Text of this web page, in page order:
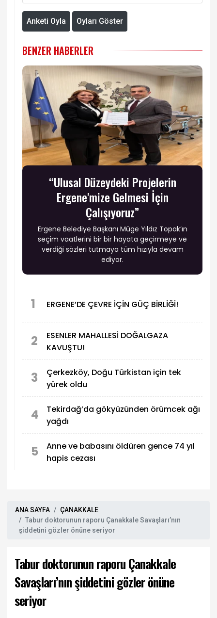
Anketi Oyla Oyları Göster
BENZER HABERLER
“Ulusal Düzeydeki Projelerin
Ergene'mize Gelmesi İçin
Çalışıyoruz”
Ergene Belediye Başkanı Müge Yıldız Topak’ın
seçim vaatlerini bir bir hayata geçirmeye ve
verdiği sözleri tutmaya tüm hızıyla devam
ediyor.
1 ERGENE’DE ÇEVRE İÇİN GÜÇ BİRLİĞİ!
2
ESENLER MAHALLESİ DOĞALGAZA
KAVUŞTU!
3
Çerkezköy, Doğu Türkistan için tek
yürek oldu
4
Tekirdağ’da gökyüzünden örümcek ağı
yağdı
5
Anne ve babasını öldüren gence 74 yıl
hapis cezası
ANA SAYFA
ÇANAKKALE
Tabur doktorunun raporu Çanakkale Savaşları’nın
şiddetini gözler önüne seriyor
Tabur doktorunun raporu Çanakkale
Savaşları’nın şiddetini gözler önüne
seriyor